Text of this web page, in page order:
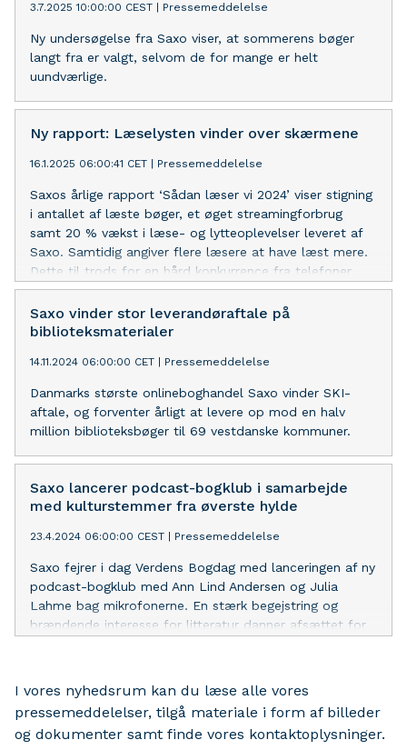
3.7.2025 10:00:00 CEST Pressemeddelelse
Ny undersøgelse fra Saxo viser, at sommerens bøger
langt fra er valgt, selvom de for mange er helt
uundværlige.
Ny rapport: Læselysten vinder over skærmene
16.1.2025 06:00:41 CET Pressemeddelelse
Saxos årlige rapport ‘Sådan læser vi 2024’ viser stigning
i antallet af læste bøger, et øget streamingforbrug
samt 20 % vækst i læse- og lytteoplevelser leveret af
Saxo. Samtidig angiver flere læsere at have læst mere.
Dette til trods for en hård konkurrence fra telefoner,
som 40 % af læserne mener forstyrrer deres læsning.
Saxo vinder stor leverandøraftale på
biblioteksmaterialer
14.11.2024 06:00:00 CET Pressemeddelelse
Danmarks største onlineboghandel Saxo vinder SKI-
aftale, og forventer årligt at levere op mod en halv
million biblioteksbøger til 69 vestdanske kommuner.
Saxo lancerer podcast-bogklub i samarbejde
med kulturstemmer fra øverste hylde
23.4.2024 06:00:00 CEST Pressemeddelelse
Saxo fejrer i dag Verdens Bogdag med lanceringen af ny
podcast-bogklub med Ann Lind Andersen og Julia
Lahme bag mikrofonerne. En stærk begejstring og
brændende interesse for litteratur danner afsættet for
I vores nyhedsrum kan du læse alle vores
pressemeddelelser, tilgå materiale i form af billeder
og dokumenter samt finde vores kontaktoplysninger.